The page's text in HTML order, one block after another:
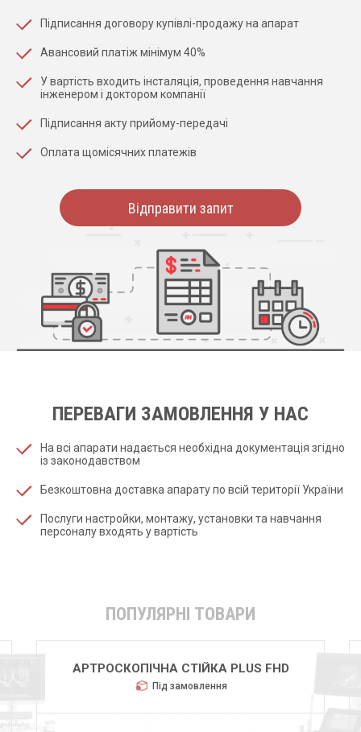
Підписання договору купівлі-продажу на апарат
Авансовий платіж мінімум 40%
У вартість входить інсталяція, проведення навчання
інженером і доктором компанії
Підписання акту прийому-передачі
Оплата щомісячних платежів
Відправити запит
ПЕРЕВАГИ ЗАМОВЛЕННЯ У НАС
На всі апарати надається необхідна документація згідно
із законодавством
Безкоштовна доставка апарату по всій території України
Послуги настройки, монтажу, установки та навчання
персоналу входять у вартість
ПОПУЛЯРНІ ТОВАРИ
АРТРОСКОПІЧНА СТІЙКА PLUS FHD
Під замовлення